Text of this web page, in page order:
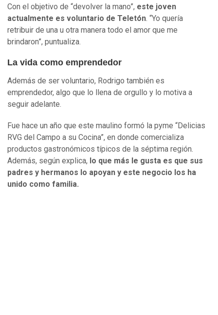
Con el objetivo de “devolver la mano”, este joven
actualmente es voluntario de Teletón. “Yo quería
retribuir de una u otra manera todo el amor que me
brindaron”, puntualiza.
La vida como emprendedor
Además de ser voluntario, Rodrigo también es
emprendedor, algo que lo llena de orgullo y lo motiva a
seguir adelante.
Fue hace un año que este maulino formó la pyme “Delicias
RVG del Campo a su Cocina”, en donde comercializa
productos gastronómicos típicos de la séptima región.
Además, según explica, lo que más le gusta es que sus
padres y hermanos lo apoyan y este negocio los ha
unido como familia.